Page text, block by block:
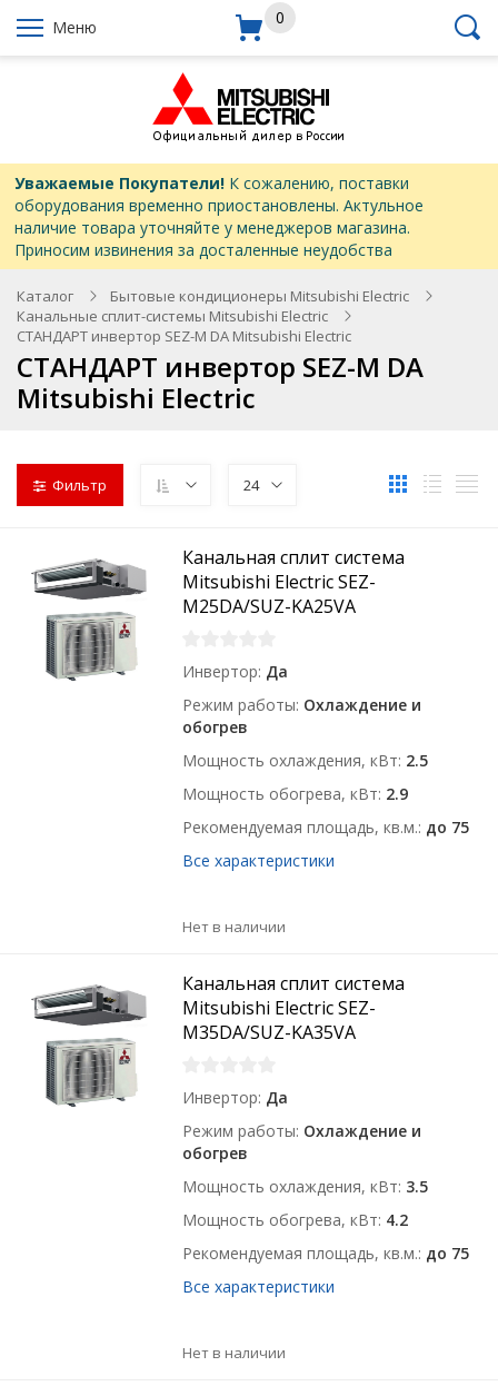
Меню 0
Уважаемые Покупатели!К сожалению, поставки
оборудования временно приостановлены. Актульное
наличие товара уточняйте у менеджеров магазина.
Приносим извинения за досталенные неудобства
Каталог
Бытовые кондиционеры Mitsubishi Electric
Канальные сплит-системы Mitsubishi Electric
СТАНДАРТ инвертор SEZ-M DA Mitsubishi Electric
СТАНДАРТ инвертор SEZ-M DA
Mitsubishi Electric
Фильтр 24
Канальная сплит система
Mitsubishi Electric SEZ-
M25DA/SUZ-KA25VA
Инвертор Да
Режим работы Охлаждение и
обогрев
Мощность охлаждения, кВт 2.5
Мощность обогрева, кВт 2.9
Рекомендуемая площадь, кв.м. до 75
Все характеристики
Нет в наличии
Канальная сплит система
Mitsubishi Electric SEZ-
M35DA/SUZ-KA35VA
Инвертор Да
Режим работы Охлаждение и
обогрев
Мощность охлаждения, кВт 3.5
Мощность обогрева, кВт 4.2
Рекомендуемая площадь, кв.м. до 75
Все характеристики
Нет в наличии